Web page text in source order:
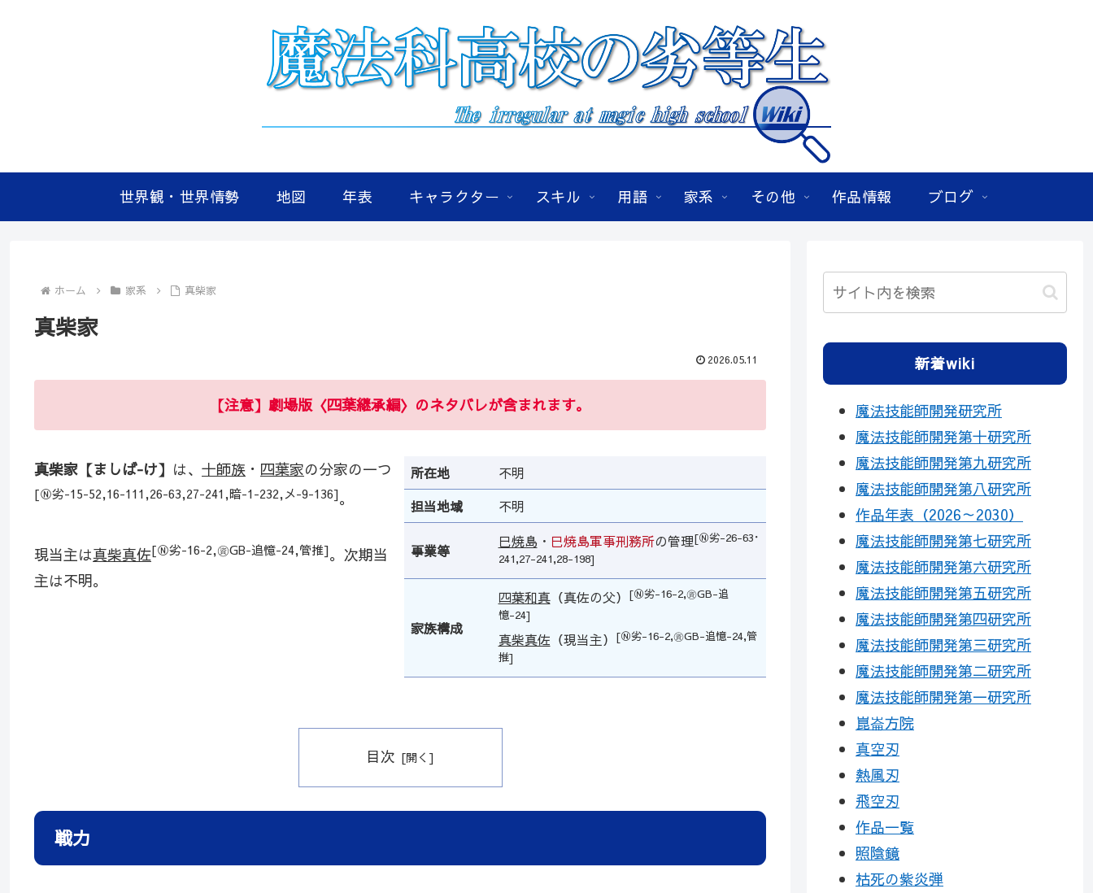
世界観・世界情勢 地図 年表 キャラクター スキル 用語 家系 その他 作品情報 ブログ
ホーム 家系 真柴家
真柴家
2026.05.11
【注意】劇場版〈四葉継承編〉のネタバレが含まれます。
真柴家【ましば-け】 は、 十師族 ・ 四葉家の分家の一つ
[Ⓝ劣-15-52,16-111,26-63,27-241,暗-1-232,メ-9-136]。
現当主は真柴真佐[Ⓝ劣-16-2,㊮GB-追憶-24,管推]。次期当
主は不明。
所在地
不明
担当地域
不明
事業等
巳焼島 ・ 巳焼島軍事刑務所の管理[Ⓝ劣-26-63･
241,27-241,28-198]
家族構成
四葉和真（真佐の父） [Ⓝ劣-16-2,㊮GB-追
憶-24]
真柴真佐 （現当主） [Ⓝ劣-16-2,㊮GB-追憶-24,管
推]
目次
戦力
新着wiki
魔法技能師開発研究所
魔法技能師開発第十研究所
魔法技能師開発第九研究所
魔法技能師開発第八研究所
作品年表（2026～2030）
魔法技能師開発第七研究所
魔法技能師開発第六研究所
魔法技能師開発第五研究所
魔法技能師開発第四研究所
魔法技能師開発第三研究所
魔法技能師開発第二研究所
魔法技能師開発第一研究所
崑崙方院
真空刃
熱風刃
飛空刃
作品一覧
照陰鏡
枯死の紫炎弾